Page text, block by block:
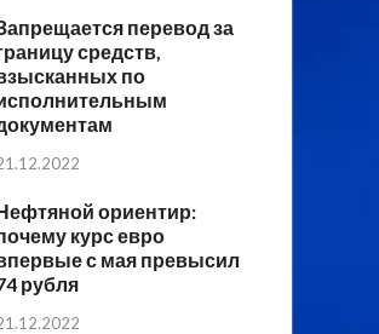
перевод за
средств,
по
ориентир:
курс евро
с мая превысил
рубля